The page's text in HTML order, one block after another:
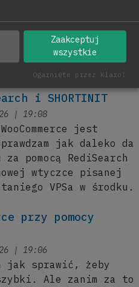
motywów
jeden skill Claude
komendy obsługują
-
i SHORTINIT
| at
19:08
jest
jak daleko da
pomocą RediSearch
wtyczce pisanej
VPSa w środku.
przy pomocy
| at
19:06
jak sprawić, żeby
szybki. Ale zanim za to
Zaakceptuj
wszystkie
Ogarnięte przez Klaro!